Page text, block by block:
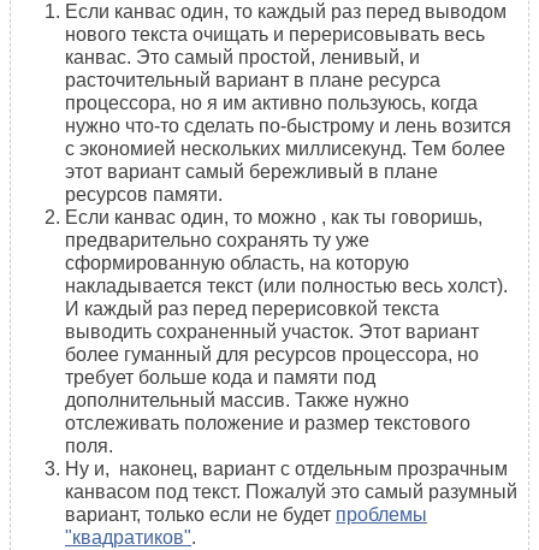
Если канвас один, то каждый раз перед выводом
нового текста очищать и перерисовывать весь
канвас. Это самый простой, ленивый, и
расточительный вариант в плане ресурса
процессора, но я им активно пользуюсь, когда
нужно что-то сделать по-быстрому и лень возится
с экономией нескольких миллисекунд. Тем более
этот вариант самый бережливый в плане
ресурсов памяти.
Если канвас один, то можно , как ты говоришь,
предварительно сохранять ту уже
сформированную область, на которую
накладывается текст (или полностью весь холст).
И каждый раз перед перерисовкой текста
выводить сохраненный участок. Этот вариант
более гуманный для ресурсов процессора, но
требует больше кода и памяти под
дополнительный массив. Также нужно
отслеживать положение и размер текстового
поля.
Ну и, наконец, вариант с отдельным прозрачным
канвасом под текст. Пожалуй это самый разумный
вариант, только если не будет проблемы
"квадратиков".